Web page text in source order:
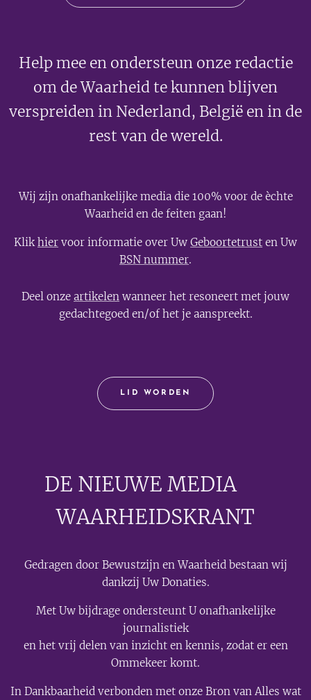
Help mee en ondersteun onze redactie
om de Waarheid te kunnen blijven
verspreiden in Nederland, België en in de
rest van de wereld.
Wij zijn onafhankelijke media die 100% voor de èchte
Waarheid en de feiten gaan!
Klikhier voor informatie over Uw Geboortetrust en Uw
BSN nummer.
Deel onze artikelen wanneer het resoneert met jouw
gedachtegoed en/of het je aanspreekt.
LID WORDEN
DE NIEUWE MEDIA🟣
WAARHEIDSKRANT
Gedragen door Bewustzijn en Waarheid bestaan wij
dankzij Uw Donaties.
Met Uw bijdrage ondersteunt U onafhankelijke
journalistiek
en het vrij delen van inzicht en kennis, zodat er een
Ommekeer komt.
In Dankbaarheid verbonden met onze Bron van Alles wat